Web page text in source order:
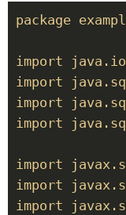
package
import
import
import
import
import
import
import